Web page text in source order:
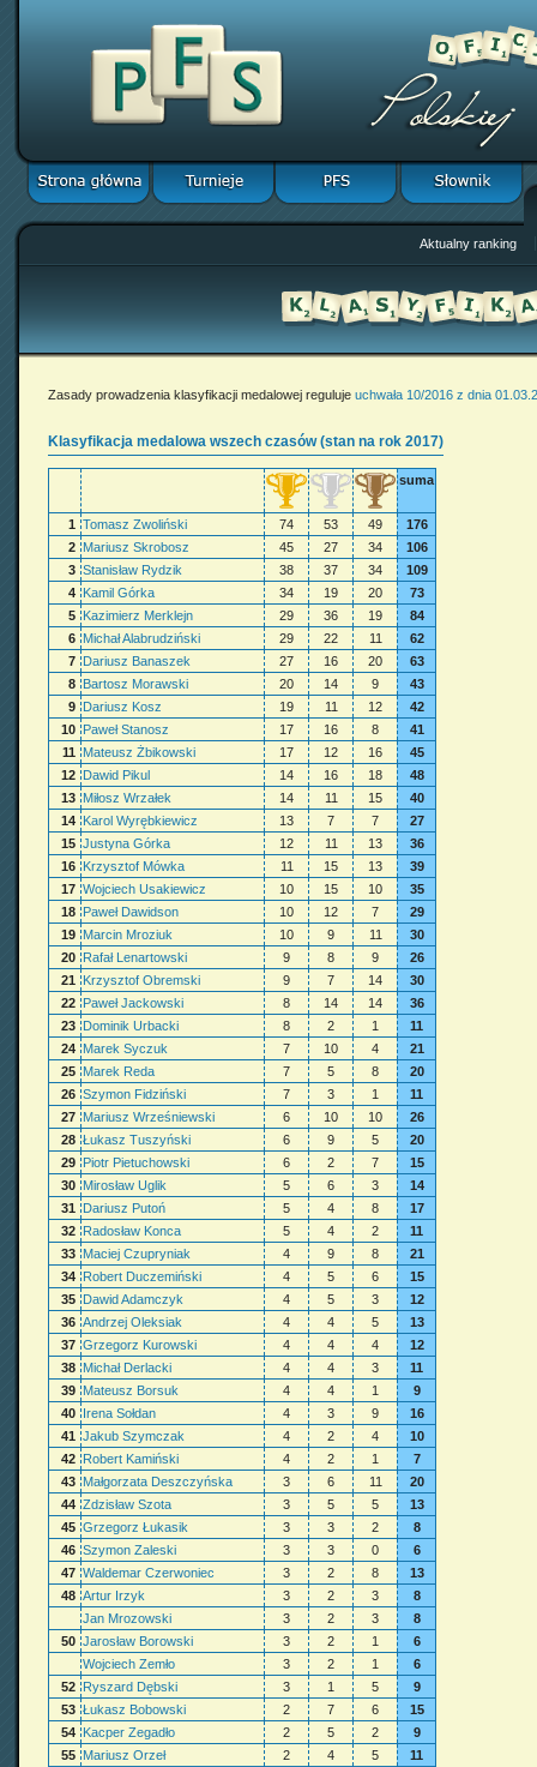
Aktualny ranking
Zasady prowadzenia klasyfikacji medalowej reguluje uchwała 10/2016 z dnia
Klasyfikacja medalowa wszech czasów (stan na rok 2017)
suma
1 Tomasz Zwoliński 74 53 49
176
2 Mariusz Skrobosz 45 27 34
106
3 Stanisław Rydzik 38 37 34
109
4 Kamil Górka 34 19 20
73
5 Kazimierz Merklejn 29 36 19
84
6 Michał Alabrudziński 29 22 11
62
7 Dariusz Banaszek 27 16 20
63
8 Bartosz Morawski 20 14 9
43
9 Dariusz Kosz 19 11 12
42
10 Paweł Stanosz 17 16 8
41
11
Mateusz Żbikowski 17 12 16
45
12 Dawid Pikul 14 16 18
48
13 Miłosz Wrzałek 14 11 15
40
14 Karol Wyrębkiewicz 13 7 7
27
15 Justyna Górka 12 11 13
36
16 Krzysztof Mówka 11 15 13
39
17 Wojciech Usakiewicz 10 15 10
35
18 Paweł Dawidson 10 12 7
29
19 Marcin Mroziuk 10 9 11
30
20 Rafał Lenartowski 9 8 9
26
21
Krzysztof Obremski 9 7 14
30
22 Paweł Jackowski 8 14 14
36
23 Dominik Urbacki 8 2 1
11
24 Marek Syczuk 7 10 4
21
25 Marek Reda 7 5 8
20
26 Szymon Fidziński 7 3 1
11
27 Mariusz Wrześniewski 6 10 10
26
28 Łukasz Tuszyński 6 9 5
20
29 Piotr Pietuchowski 6 2 7
15
30 Mirosław Uglik 5 6 3
14
31
Dariusz Putoń 5 4 8
17
32 Radosław Konca 5 4 2
11
33 Maciej Czupryniak 4 9 8
21
34 Robert Duczemiński 4 5 6
15
35 Dawid Adamczyk 4 5 3
12
36 Andrzej Oleksiak 4 4 5
13
37 Grzegorz Kurowski 4 4 4
12
38 Michał Derlacki 4 4 3
11
39 Mateusz Borsuk 4 4 1
9
40 Irena Sołdan 4 3 9
16
41 Jakub Szymczak 4 2 4
10
42 Robert Kamiński 4 2 1
7
43 Małgorzata Deszczyńska 3 6 11
20
44 Zdzisław Szota 3 5 5
13
45 Grzegorz Łukasik 3 3 2
8
46 Szymon Zaleski 3 3 0
6
47 Waldemar Czerwoniec 3 2 8
13
48 Artur Irzyk 3 2 3
8
Jan Mrozowski
3 2 3
8
50 Jarosław Borowski 3 2 1
6
Wojciech Zemło
3 2 1
6
52 Ryszard Dębski 3 1 5
9
53 Łukasz Bobowski 2 7 6
15
54 Kacper Zegadło 2 5 2
9
55 Mariusz Orzeł 2 4 5
11